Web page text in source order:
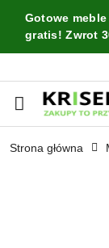
Przejdź do
Przejdź do
Przejdź do
Przejdź do
Przejdź do
Przejdź do
Gotowe
gratis! Zwrot
Strona główna